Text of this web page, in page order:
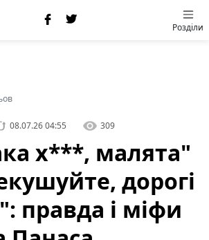
Розділи
08.07.26 04:55 309
х***, малята"
дорогі
правда і міфи